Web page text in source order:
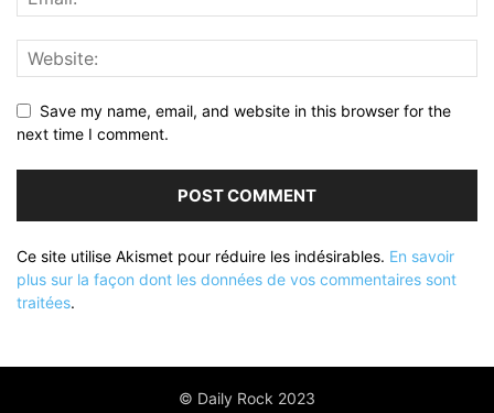
Save my name, email, and website in this browser for the
next time I comment.
Ce site utilise Akismet pour réduire les indésirables. En savoir
plus sur la façon dont les données de vos commentaires sont
traitées.
© Daily Rock 2023